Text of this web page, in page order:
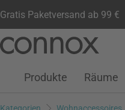
Gratis Paketversand ab 99 €
Kundenkonto
Wunschliste
Warenkorb
Produkte Räume